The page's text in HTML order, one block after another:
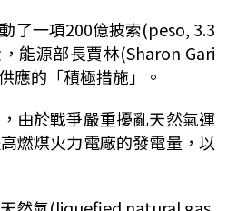
了一項200億披索(peso, 3.3
能源部長賈林(Sharon Gari
應的「積極措施」。
由於戰爭嚴重擾亂天然氣運
燃煤火力電廠的發電量，以